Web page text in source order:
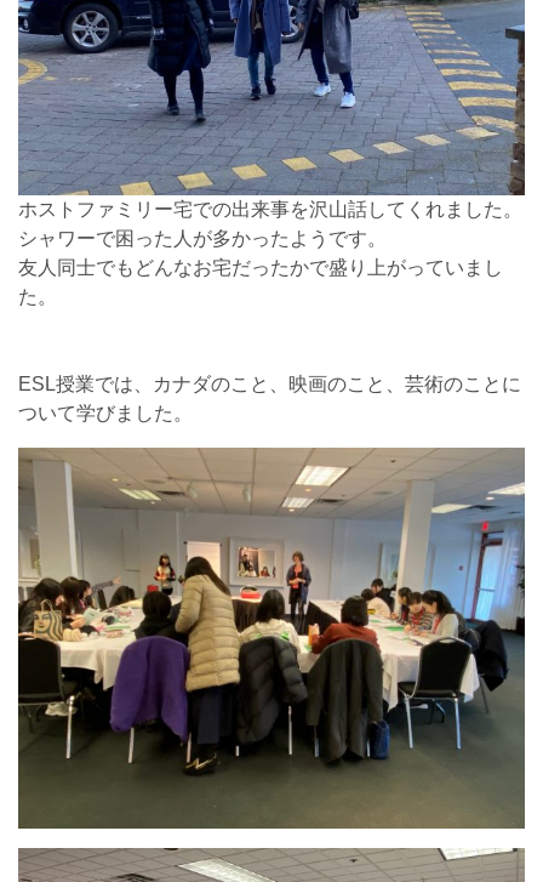
ホストファミリー宅での出来事を沢山話してくれました。
シャワーで困った人が多かったようです。
友人同士でもどんなお宅だったかで盛り上がっていまし
た。
ESL授業では、カナダのこと、映画のこと、芸術のことに
ついて学びました。